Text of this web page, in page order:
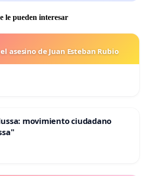
le pueden interesar
asesino de Juan Esteban Rubio
movimiento ciudadano